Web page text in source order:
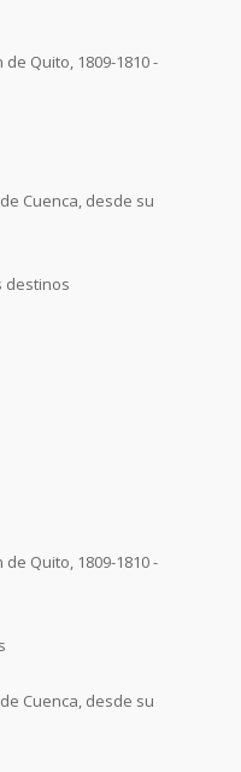
Quito, 1809-1810 -
Cuenca, desde su
destinos
Quito, 1809-1810 -
Cuenca, desde su